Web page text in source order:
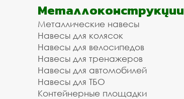
Металлоконструкции
Металлические навесы
Навесы для колясок
Навесы для велосипедов
Навесы для тренажеров
Навесы для автомобилей
Навесы для ТБО
Контейнерные площадки